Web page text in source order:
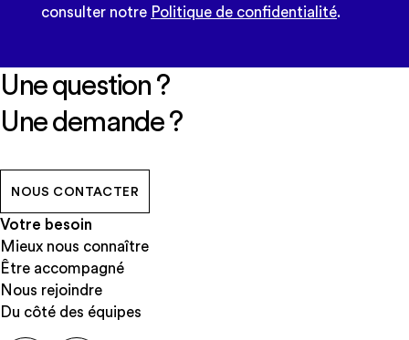
consulter notre Politique de confidentialité.
Une question ?
Une demande ?
NOUS CONTACTER
Votre besoin
Mieux nous connaître
Être accompagné
Nous rejoindre
Du côté des équipes